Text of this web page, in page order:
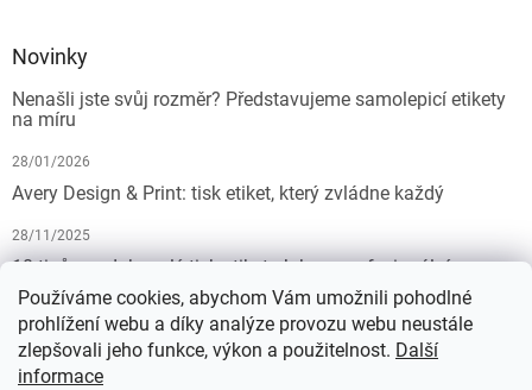
Používáme cookies, abychom Vám umožnili pohodlné
prohlížení webu a díky analýze provozu webu neustále
zlepšovali jeho funkce, výkon a použitelnost. Další
informace
Novinky
Nenašli jste svůj rozměr? Představujeme samolepicí etikety
na míru
28/01/2026
Avery Design & Print: tisk etiket, který zvládne každý
28/11/2025
10 tipů pro dokonalý tisk etiket: Jak na profesionální
výsledek bez starostí
19/07/2025